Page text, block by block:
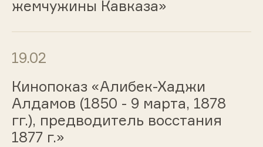
жемчужины Кавказа»
19.02
Кинопоказ «Алибек-Хаджи
Алдамов (1850 - 9 марта, 1878
гг.), предводитель восстания
1877 г.»